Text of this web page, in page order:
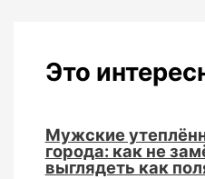
Это
Мужские
города: как не
выглядеть как